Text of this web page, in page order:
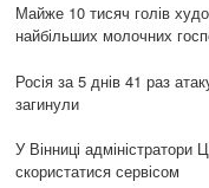
Майже 10 тисяч голів
найбільших молочних
Росія за 5 днів 41 раз
загинули
У Вінниці
скористатися сервісом